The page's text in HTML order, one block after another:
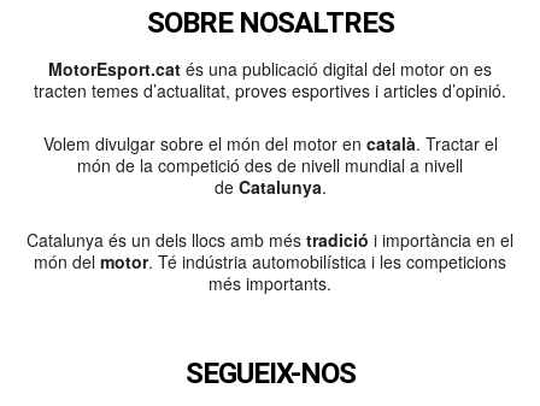
SOBRE NOSALTRES
MotorEsport.cat és una publicació digital del motor on es
tracten temes d’actualitat, proves esportives i articles d’opinió.
Volem divulgar sobre el món del motor en català. Tractar el
món de la competició des de nivell mundial a nivell
de Catalunya.
Catalunya és un dels llocs amb més tradició i importància en el
món del motor. Té indústria automobilística i les competicions
més importants.
SEGUEIX-NOS